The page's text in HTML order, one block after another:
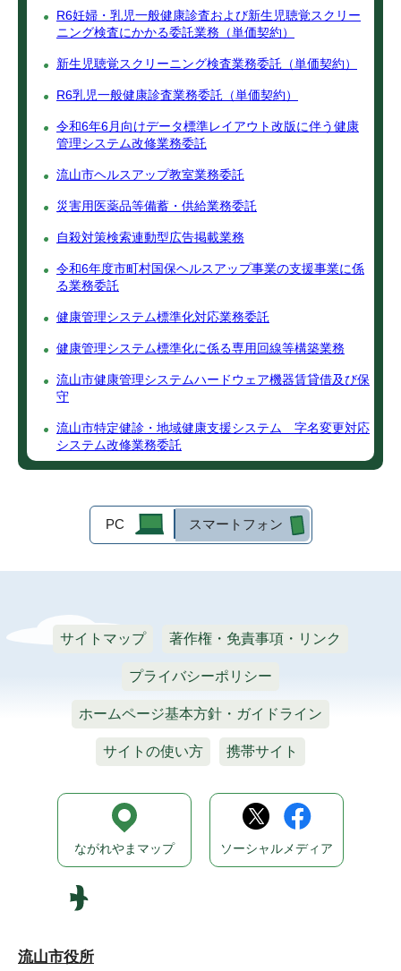
R6妊婦・乳児一般健康診査および新生児聴覚スクリー
ニング検査にかかる委託業務（単価契約）
新生児聴覚スクリーニング検査業務委託（単価契約）
R6乳児一般健康診査業務委託（単価契約）
令和6年6月向けデータ標準レイアウト改版に伴う健康
管理システム改修業務委託
流山市ヘルスアップ教室業務委託
災害用医薬品等備蓄・供給業務委託
自殺対策検索連動型広告掲載業務
令和6年度市町村国保ヘルスアップ事業の支援事業に係
る業務委託
健康管理システム標準化対応業務委託
健康管理システム標準化に係る専用回線等構築業務
流山市健康管理システムハードウェア機器賃貸借及び保
守
流山市特定健診・地域健康支援システム 字名変更対応
システム改修業務委託
PC スマートフォン
サイトマップ 著作権・免責事項・リンク
プライバシーポリシー
ホームページ基本方針・ガイドライン
サイトの使い方 携帯サイト
流山市役所
ながれやまマップ ソーシャルメディア